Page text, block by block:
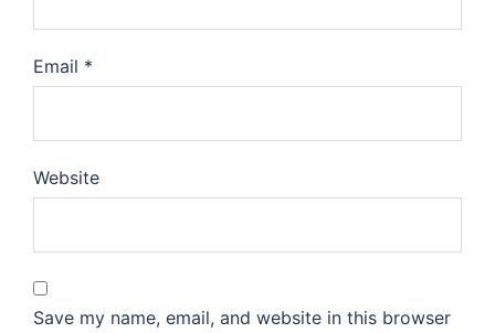
Email *
Website
Save my name, email, and website in this browser